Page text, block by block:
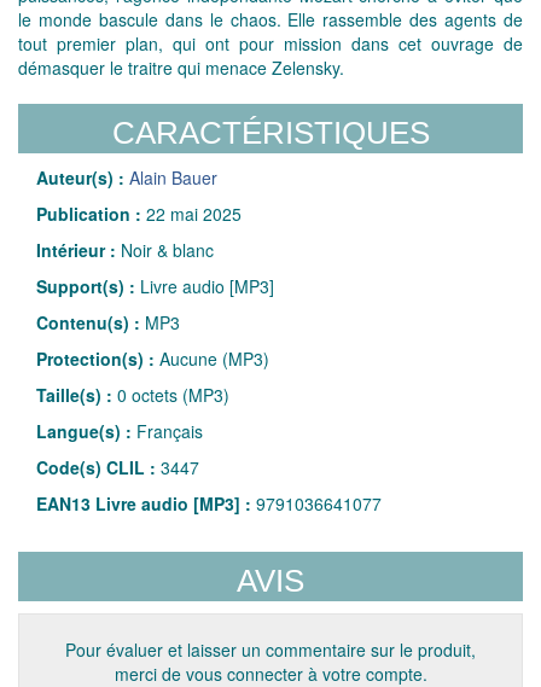
le monde bascule dans le chaos. Elle rassemble des agents de
tout premier plan, qui ont pour mission dans cet ouvrage de
démasquer le traitre qui menace Zelensky.
CARACTÉRISTIQUES
Auteur(s) : Alain Bauer
Publication : 22 mai 2025
Intérieur : Noir & blanc
Support(s) : Livre audio [MP3]
Contenu(s) : MP3
Protection(s) : Aucune (MP3)
Taille(s) : 0 octets (MP3)
Langue(s) : Français
Code(s) CLIL : 3447
EAN13 Livre audio [MP3] : 9791036641077
AVIS
Pour évaluer et laisser un commentaire sur le produit,
merci de vous connecter à votre compte.